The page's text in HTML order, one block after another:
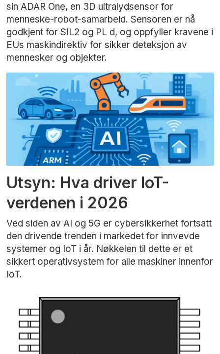
sin ADAR One, en 3D ultralydsensor for
menneske-robot-samarbeid. Sensoren er nå
godkjent for SIL2 og PL d, og oppfyller kravene i
EUs maskindirektiv for sikker deteksjon av
mennesker og objekter.
Utsyn: Hva driver IoT-
verdenen i 2026
Ved siden av AI og 5G er cybersikkerhet fortsatt
den drivende trenden i markedet for innvevde
systemer og IoT i år. Nøkkelen til dette er et
sikkert operativsystem for alle maskiner innenfor
IoT.